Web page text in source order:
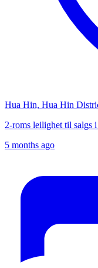
Hua Hin, Hua Hin
2-roms leilighet til salgs
5 months ago